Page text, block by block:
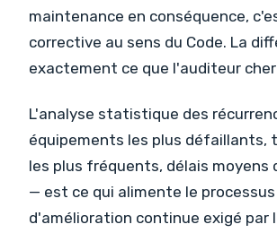
maintenance en conséquence,
corrective au sens du Code. La
exactement ce que l'auditeur
L'analyse statistique des
équipements les plus défaillants,
les plus fréquents, délais
— est ce qui alimente le processus
d'amélioration continue exigé par